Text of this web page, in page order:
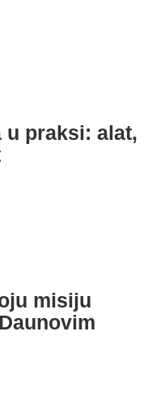
u praksi: alat,
misiju